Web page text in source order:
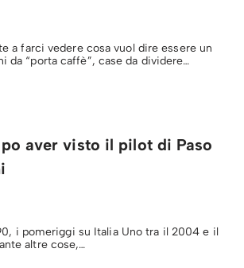
a farci vedere cosa vuol dire essere un
da “porta caffè”, case da dividere…
aver visto il pilot di Paso
i pomeriggi su Italia Uno tra il 2004 e il
altre cose,…